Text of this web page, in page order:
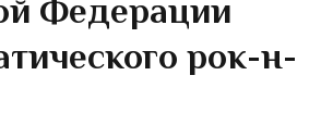
Федерации
рок-н-